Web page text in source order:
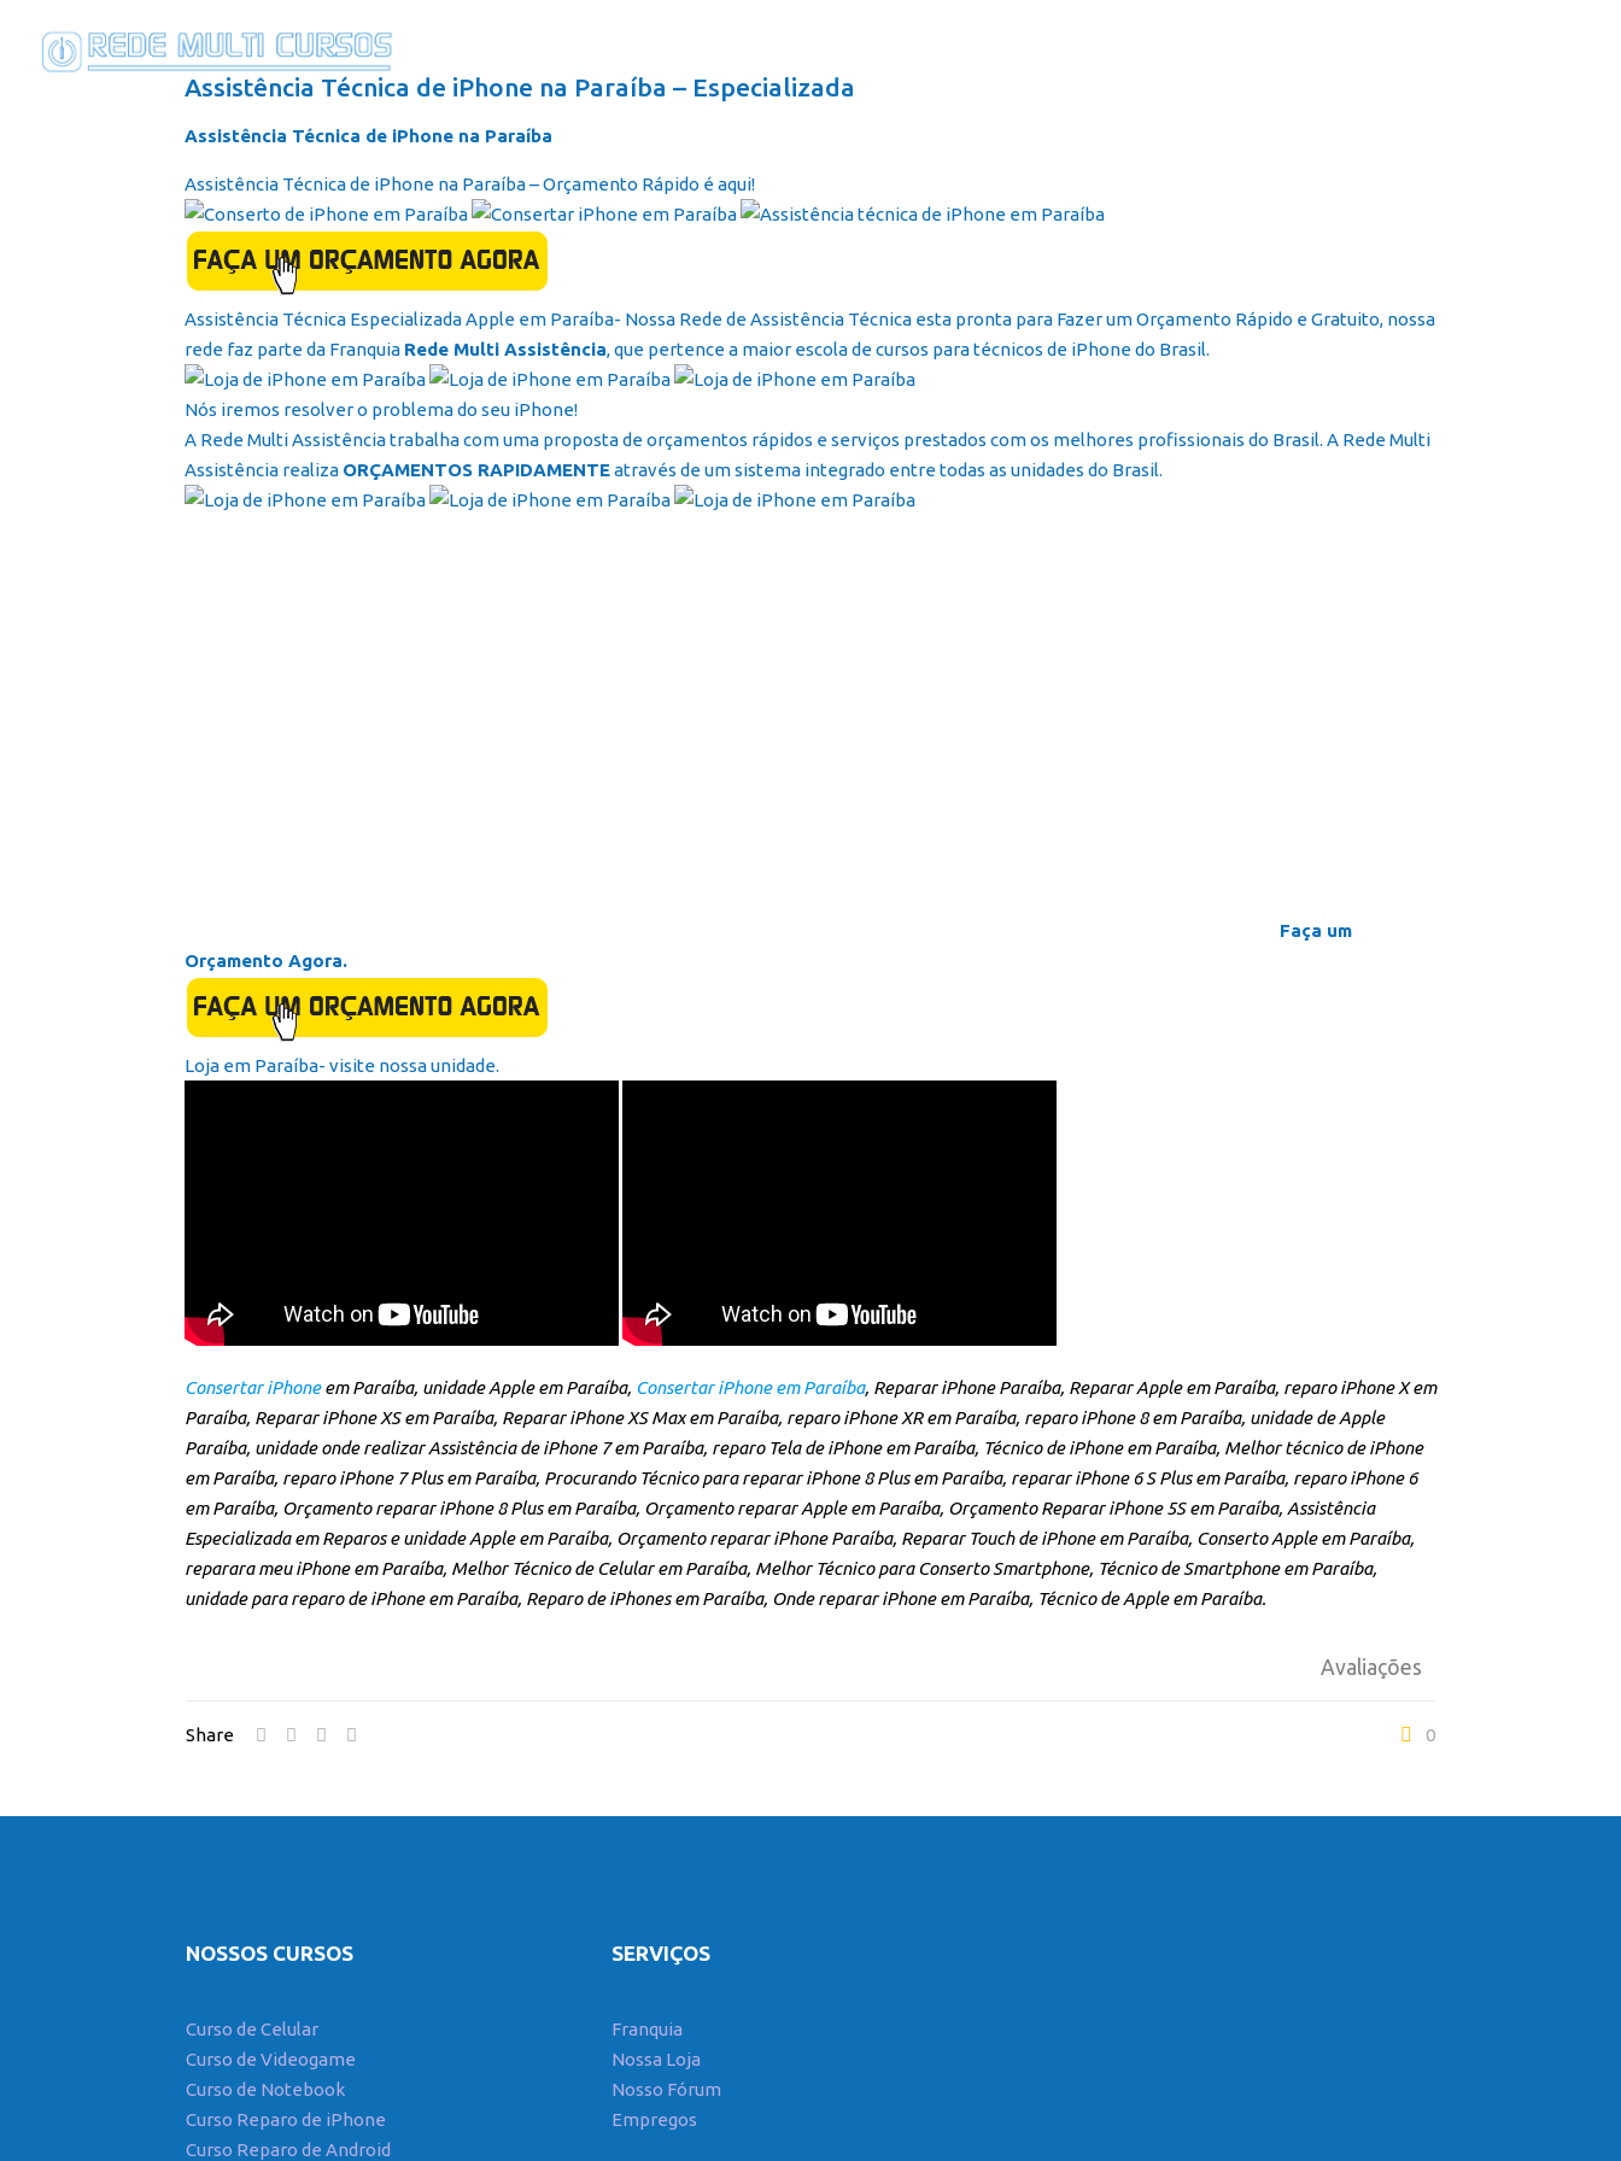
Assistência Técnica de iPhone na Paraíba – Especializada
Assistência Técnica de iPhone na Paraíba
Assistência Técnica de iPhone na Paraíba – Orçamento Rápido é aqui!
Assistência Técnica Especializada Apple em Paraíba- Nossa Rede de Assistência Técnica esta pronta para Fazer um Orçamento Rápido e Gratuito, nossa
rede faz parte da Franquia Rede Multi Assistência, que pertence a maior escola de cursos para técnicos de iPhone do Brasil.
Nós iremos resolver o problema do seu iPhone!
A Rede Multi Assistência trabalha com uma proposta de orçamentos rápidos e serviços prestados com os melhores profissionais do Brasil. A Rede Multi
Assistência realiza ORÇAMENTOS RAPIDAMENTEatravés de um sistema integrado entre todas as unidades do Brasil.
Faça um
Orçamento Agora.
Loja em Paraíba- visite nossa unidade.
Consertar iPhoneem Paraíba, unidade Apple em Paraíba, Consertar iPhone em Paraíba, Reparar iPhone Paraíba, Reparar Apple em Paraíba, reparo iPhone X em
Paraíba, Reparar iPhone XS em Paraíba, Reparar iPhone XS Max em Paraíba, reparo iPhone XR em Paraíba, reparo iPhone 8 em Paraíba, unidade de Apple
Paraíba, unidade onde realizar Assistência de iPhone 7 em Paraíba, reparo Tela de iPhone em Paraíba, Técnico de iPhone em Paraíba, Melhor técnico de iPhone
em Paraíba, reparo iPhone 7 Plus em Paraíba, Procurando Técnico para reparar iPhone 8 Plus em Paraíba, reparar iPhone 6 S Plus em Paraíba, reparo iPhone 6
em Paraíba, Orçamento reparar iPhone 8 Plus em Paraíba, Orçamento reparar Apple em Paraíba, Orçamento Reparar iPhone 5S em Paraíba, Assistência
Especializada em Reparos e unidade Apple em Paraíba, Orçamento reparar iPhone Paraíba, Reparar Touch de iPhone em Paraíba, Conserto Apple em Paraíba,
reparara meu iPhone em Paraíba, Melhor Técnico de Celular em Paraíba, Melhor Técnico para Conserto Smartphone, Técnico de Smartphone em Paraíba,
unidade para reparo de iPhone em Paraíba, Reparo de iPhones em Paraíba, Onde reparar iPhone em Paraíba, Técnico de Apple em Paraíba.
Avaliações
Share 0
NOSSOS CURSOS
Curso de Celular
Curso de Videogame
Curso de Notebook
Curso Reparo de iPhone
Curso Reparo de Android
SERVIÇOS
Franquia
Nossa Loja
Nosso Fórum
Empregos